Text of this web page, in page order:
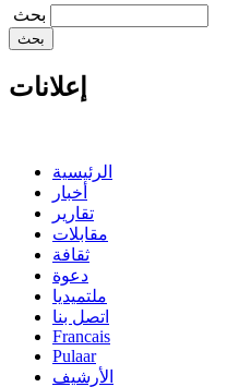
‏بحث ‏
إعلانات
الرئيسية
أخبار
تقارير
مقابلات
ثقافة
دعوة
ملتميديا
اتصل بنا
Francais
Pulaar
الأرشيف